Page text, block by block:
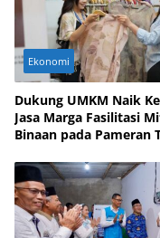
Ekonomi
Dukung UMKM Naik
Jasa Marga Fasilitasi
Binaan pada Pameran